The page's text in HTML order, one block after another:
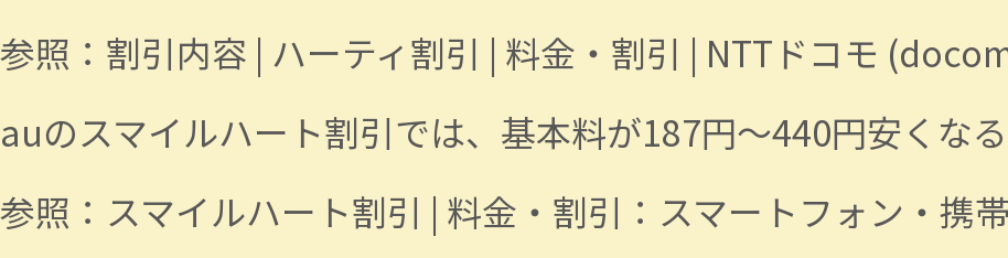
参照： 割引内容 | ハーティ割引 | 料金・割引 | NTTドコモ
auのスマイルハート割引では、基本料が187円～440円安くなる
参照： スマイルハート割引 | 料金・割引：スマートフォン・携